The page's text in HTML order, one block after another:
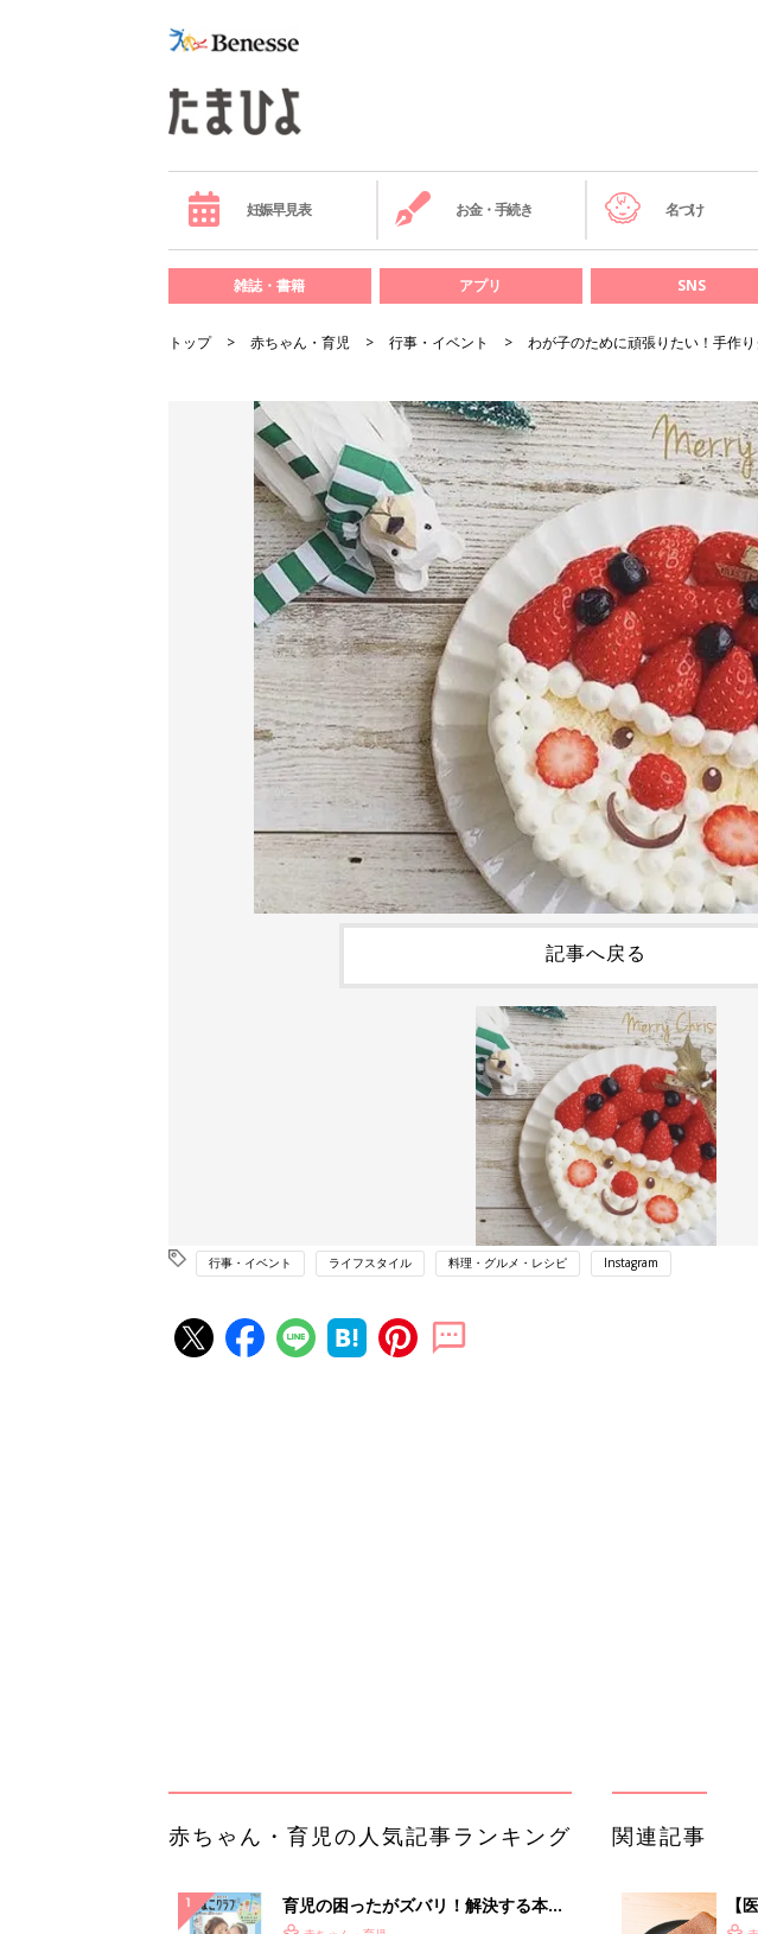
妊娠早見表 お金・手続き 名づけ
雑誌・書籍 アプリ SNS
トップ 赤ちゃん・育児 行事・イベント わが子のために頑張りたい！手作
記事へ戻る
行事・イベント ライフスタイル 料理・グルメ・レシピ Instagram
るべき3つのことと、NGな自己認識